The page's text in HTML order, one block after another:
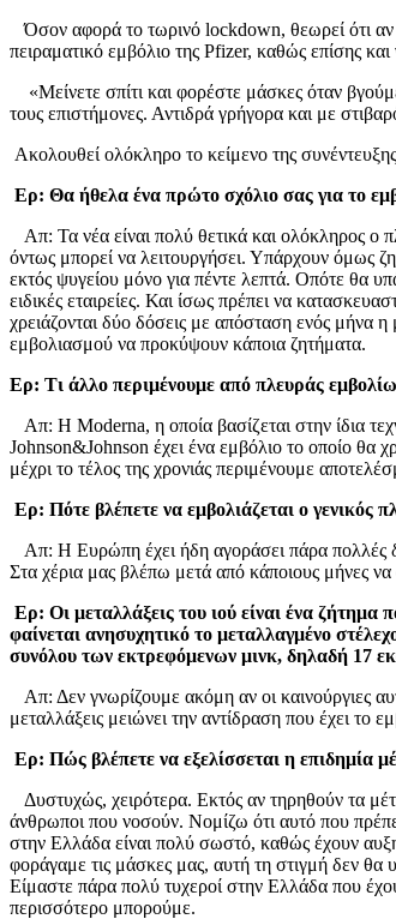
Όσον αφορά το τωρινό lockdown, θεωρεί ότι
πειραματικό εμβόλιο της Pfizer, καθώς επίσης
«Μείνετε σπίτι και φορέστε μάσκες όταν
τους επιστήμονες. Αντιδρά γρήγορα και με
Ακολουθεί ολόκληρο το κείμενο της
Ερ: Θα ήθελα ένα πρώτο σχόλιο σας για το
Απ: Τα νέα είναι πολύ θετικά και ολόκληρος ο
όντως μπορεί να λειτουργήσει. Υπάρχουν όμως
εκτός ψυγείου μόνο για πέντε λεπτά. Οπότε θα
ειδικές εταιρείες. Και ίσως πρέπει να
χρειάζονται δύο δόσεις με απόσταση ενός μήνα
εμβολιασμού να προκύψουν κάποια ζητήματα.
Ερ: Τι άλλο περιμένουμε από πλευράς
Απ: Η Μoderna, η οποία βασίζεται στην ίδια
Johnson&Johnson έχει ένα εμβόλιο το οποίο θα
μέχρι το τέλος της χρονιάς περιμένουμε
Ερ: Πότε βλέπετε να εμβολιάζεται ο γενικός
Απ: Η Ευρώπη έχει ήδη αγοράσει πάρα πολλές
Στα χέρια μας βλέπω μετά από κάποιους μήνες
Ερ: Οι μεταλλάξεις του ιού είναι ένα
φαίνεται ανησυχητικό το μεταλλαγμένο
συνόλου των εκτρεφόμενων μινκ, δηλαδή 17
Απ: Δεν γνωρίζουμε ακόμη αν οι καινούργιες
μεταλλάξεις μειώνει την αντίδραση που έχει
Ερ: Πώς βλέπετε να εξελίσσεται η επιδημία
Δυστυχώς, χειρότερα. Εκτός αν τηρηθούν τα
άνθρωποι που νοσούν. Νομίζω ότι αυτό που
στην Ελλάδα είναι πολύ σωστό, καθώς έχουν
φοράγαμε τις μάσκες μας, αυτή τη στιγμή δεν
Είμαστε πάρα πολύ τυχεροί στην Ελλάδα που
περισσότερο μπορούμε.